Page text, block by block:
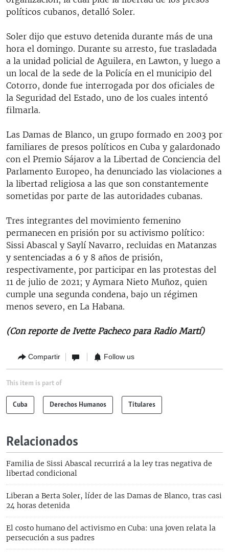
políticos cubanos, detalló Soler.
Soler dijo que estuvo detenida durante más de una
hora el domingo. Durante su arresto, fue trasladada
a la unidad policial de Aguilera, en Lawton, y luego a
un local de la sede de la Policía en el municipio del
Cotorro, donde fue interrogada por dos oficiales de
la Seguridad del Estado, uno de los cuales intentó
filmarla.
Las Damas de Blanco, un grupo formado en 2003 por
familiares de presos políticos en Cuba y galardonado
con el Premio Sájarov a la Libertad de Conciencia del
Parlamento Europeo, ha denunciado las violaciones a
la libertad religiosa a las que son constantemente
sometidas por parte de las autoridades cubanas.
Tres integrantes del movimiento femenino
permanecen en prisión por su activismo político:
Sissi Abascal y Saylí Navarro, recluidas en Matanzas
y sentenciadas a 6 y 8 años de prisión,
respectivamente, por participar en las protestas del
11 de julio de 2021; y Aymara Nieto Muñoz, quien
cumple una segunda condena, bajo un régimen
menos severo, en La Habana.
(Con reporte de Ivette Pacheco para Radio Martí)
Compartir Follow us
This item is part of
Cuba Derechos Humanos Titulares
Relacionados
Familia de Sissi Abascal recurrirá a la ley tras negativa de
libertad condicional
Liberan a Berta Soler, líder de las Damas de Blanco, tras casi
24 horas detenida
El costo humano del activismo en Cuba: una joven relata la
persecución a sus padres